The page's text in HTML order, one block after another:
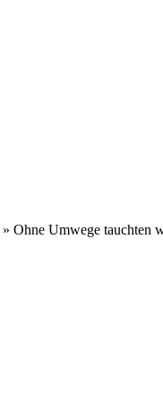
» Ohne Umwege tauchten